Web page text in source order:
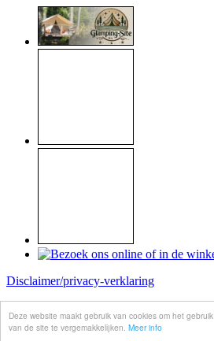
Deze website maakt gebruik van cookies om het gebruik
van de site te vergemakkelijken. Meer info
Disclaimer/privacy-verklaring
Site made byKoome-webservice